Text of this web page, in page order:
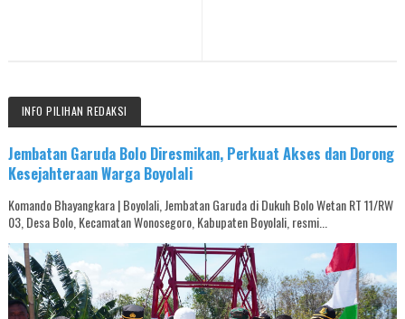
INFO PILIHAN REDAKSI
Jembatan Garuda Bolo Diresmikan, Perkuat Akses dan Dorong
Kesejahteraan Warga Boyolali
Komando Bhayangkara | Boyolali, Jembatan Garuda di Dukuh Bolo Wetan RT 11/RW
03, Desa Bolo, Kecamatan Wonosegoro, Kabupaten Boyolali, resmi...